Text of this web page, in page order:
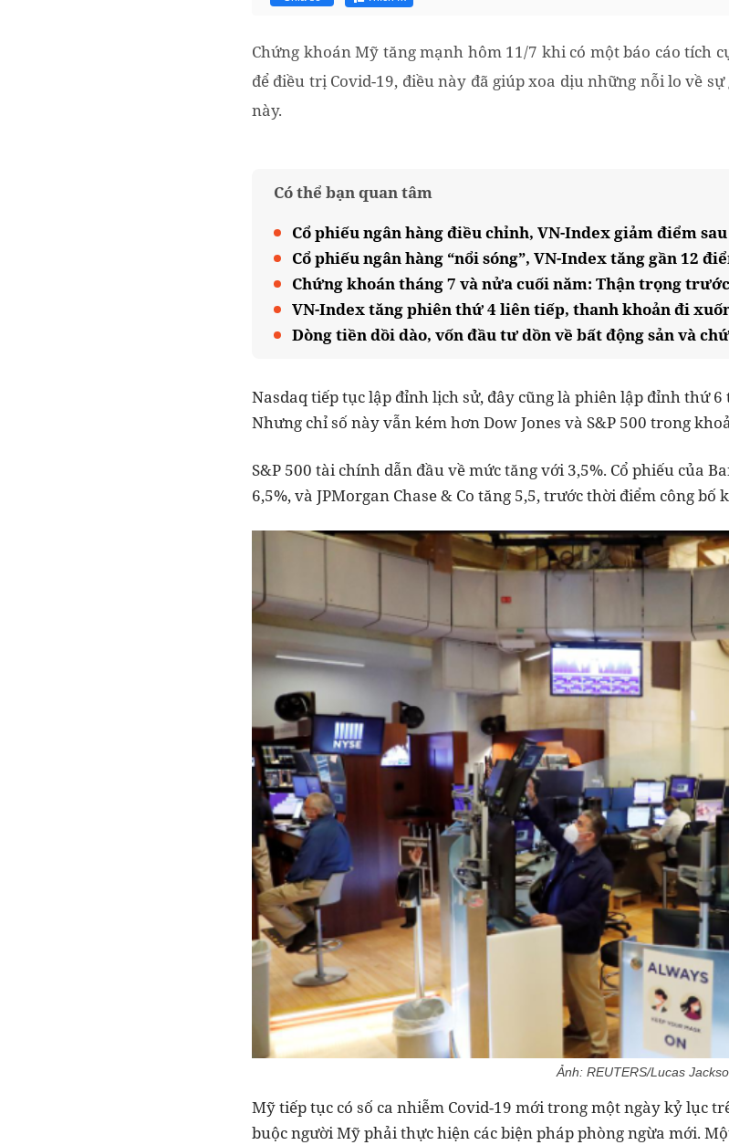
Chứng khoán Mỹ tăng mạnh hôm 11/7 khi có một báo cáo tích
để điều trị Covid-19, điều này đã giúp xoa dịu những nỗi lo về
này.
Có thể bạn quan tâm
Cổ phiếu ngân hàng điều chỉnh, VN-Index giảm điểm
Cổ phiếu ngân hàng “nổi sóng”, VN-Index tăng gần 12
Chứng khoán tháng 7 và nửa cuối năm: Thận trọng
VN-Index tăng phiên thứ 4 liên tiếp, thanh khoản đi
Dòng tiền dồi dào, vốn đầu tư dồn về bất động sản và
Nasdaq tiếp tục lập đỉnh lịch sử, đây cũng là phiên lập đỉnh thứ 6
Nhưng chỉ số này vẫn kém hơn Dow Jones và S&P 500 trong
S&P 500 tài chính dẫn đầu về mức tăng với 3,5%. Cổ phiếu của
6,5%, và JPMorgan Chase & Co tăng 5,5, trước thời điểm công
Ảnh: REUTERS/Lucas
Mỹ tiếp tục có số ca nhiễm Covid-19 mới trong một ngày kỷ lục
buộc người Mỹ phải thực hiện các biện pháp phòng ngừa mới.